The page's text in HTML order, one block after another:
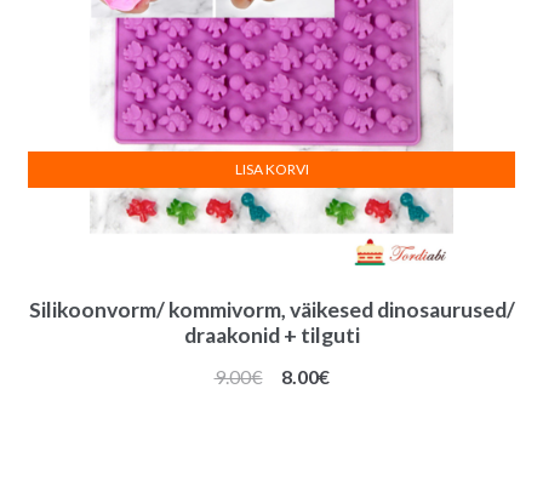
Silikoonvorm/ kommivorm, väikesed dinosaurused/
draakonid + tilguti
9.00€
Algne
8.00€Praegune
LISA KORVI